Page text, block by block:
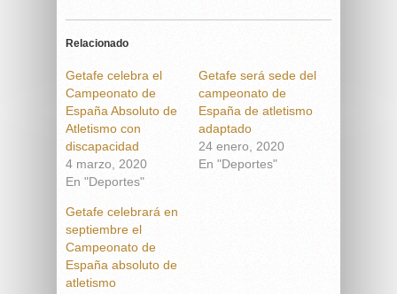
Relacionado
Getafe celebra el
Campeonato de
España Absoluto de
Atletismo con
discapacidad
4 marzo, 2020
En "Deportes"
Getafe será sede del
campeonato de
España de atletismo
adaptado
24 enero, 2020
En "Deportes"
Getafe celebrará en
septiembre el
Campeonato de
España absoluto de
atletismo